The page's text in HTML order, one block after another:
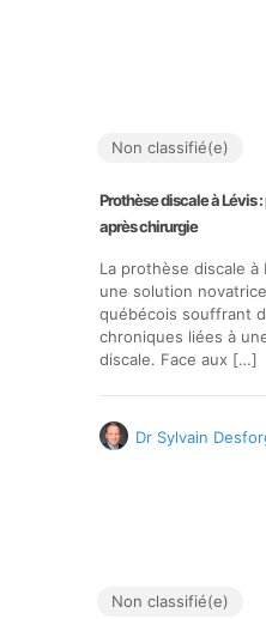
Non classifié(e)
Prothèse discale à Lévis
après chirurgie
La prothèse discale à
une solution
québécois souffrant
chroniques liées à
discale. Face aux […]
Dr Sylvain
Non classifié(e)